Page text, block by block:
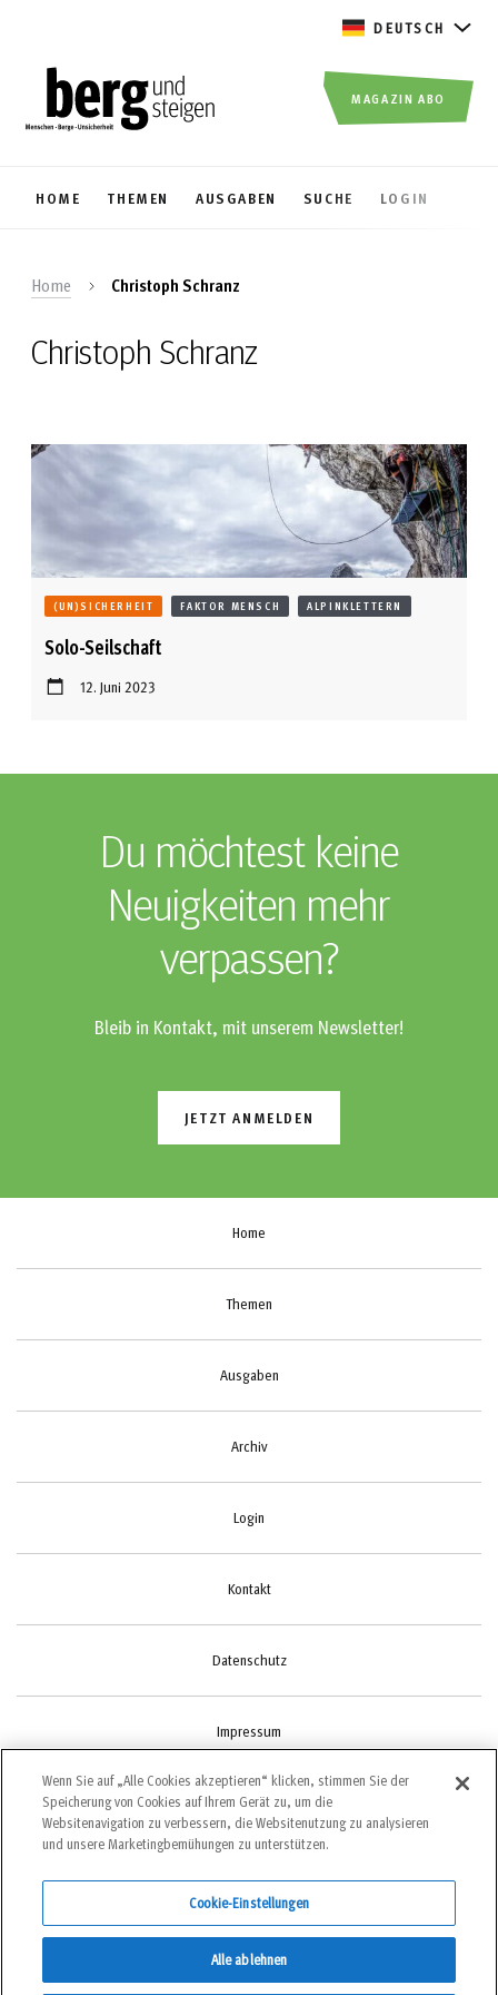
DEUTSCH
HOME THEMEN AUSGABEN SUCHE LOGIN
MAGAZIN ABO
Home Christoph Schranz
Christoph Schranz
(UN)SICHERHEIT FAKTOR MENSCH ALPINKLETTERN
Solo-Seilschaft
12. Juni 2023
Du möchtest keine
Neuigkeiten mehr
verpassen?
Bleib in Kontakt, mit unserem Newsletter!
JETZT ANMELDEN
Home
Themen
Ausgaben
Archiv
Login
Kontakt
Datenschutz
Impressum
Cookie-Einstellungen
©2022 bergundsteigen
Wenn Sie auf „Alle Cookies akzeptieren“ klicken, stimmen Sie der
Speicherung von Cookies auf Ihrem Gerät zu, um die
Websitenavigation zu verbessern, die Websitenutzung zu analysieren
und unsere Marketingbemühungen zu unterstützen.
Cookie-Einstellungen
Alle ablehnen